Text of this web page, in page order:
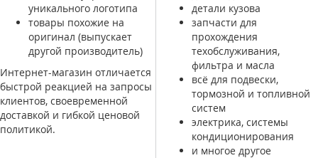
уникального логотипа
товары похожие на
оригинал (выпускает
другой производитель)
Интернет-магазин отличается
быстрой реакцией на запросы
клиентов, своевременной
доставкой и гибкой ценовой
политикой.
детали кузова
запчасти для
прохождения
техобслуживания,
фильтра и масла
всё для подвески,
тормозной и топливной
систем
электрика, системы
кондиционирования
и многое другое